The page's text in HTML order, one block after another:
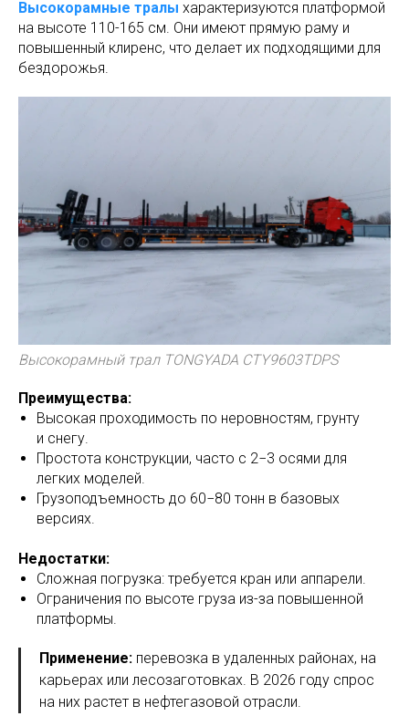
Высокорамные тралы характеризуются платформой
на высоте 110-165 см. Они имеют прямую раму и
повышенный клиренс, что делает их подходящими для
бездорожья.
Высокорамный трал TONGYADA CTY9603TDPS
Преимущества:
Высокая проходимость по неровностям, грунту
и снегу.
Простота конструкции, часто с 2−3 осями для
легких моделей.
Грузоподъемность до 60−80 тонн в базовых
версиях.
Недостатки:
Сложная погрузка: требуется кран или аппарели.
Ограничения по высоте груза из-за повышенной
платформы.
Применение: перевозка в удаленных районах, на
карьерах или лесозаготовках. В 2026 году спрос
на них растет в нефтегазовой отрасли.